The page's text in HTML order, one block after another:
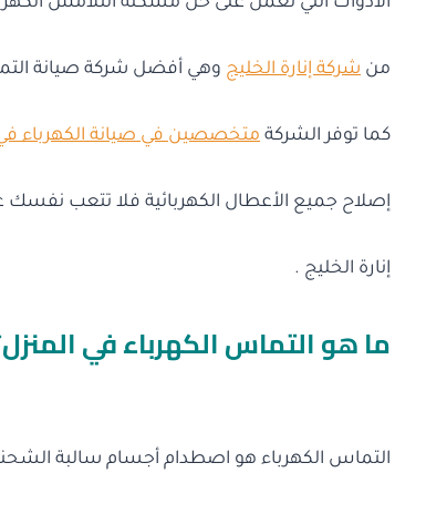
من شركة إنارة الخليج وهي أفضل شركة صيانة
كما توفر الشركة متخصصين في صيانة الكهرباء في
إصلاح جميع الأعطال الكهربائية فلا تتعب
إنارة الخليج .
ما هو التماس الكهرباء في
التماس الكهرباء هو اصطدام أجسام سالبة